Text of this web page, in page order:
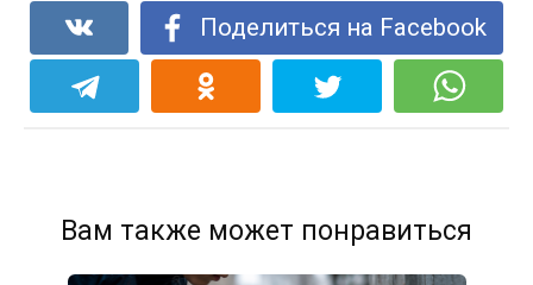
Поделиться на Facebook
Вам также может понравиться